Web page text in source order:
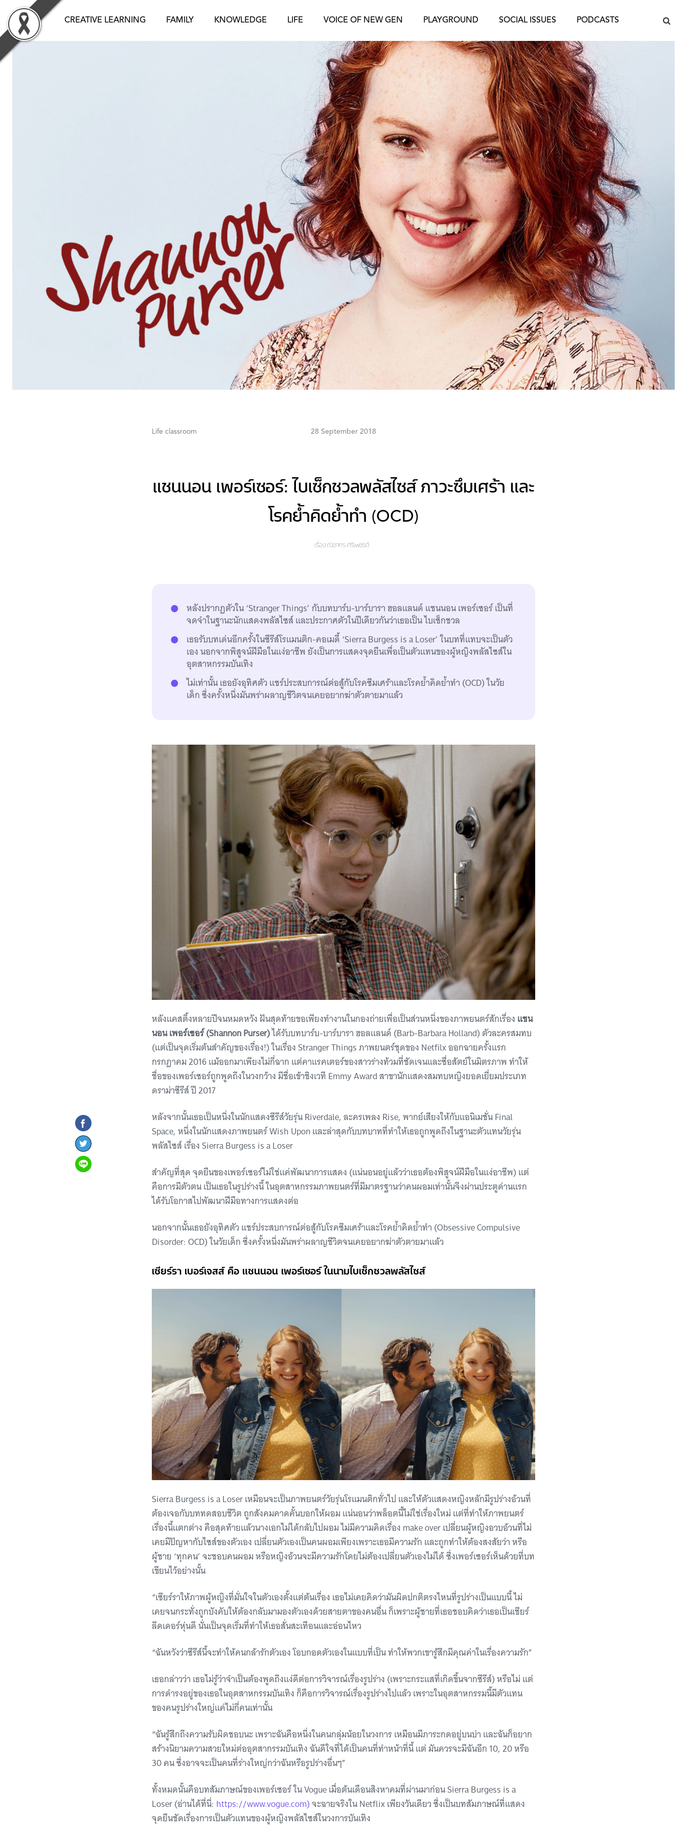
content
CREATIVE LEARNING FAMILY KNOWLEDGE LIFE VOICE OF NEW GEN PLAYGROUND SOCIAL ISSUES PODCASTS
Life classroom 28 September 2018
แชนนอน เพอร์เซอร์: ไบเซ็กชวลพลัสไซส์ ภาวะซึมเศร้า และ
โรคย้ำคิดย้ำทำ (OCD)
เรื่อง ณิชากร ศรีเพชรดี
หลังปรากฏตัวใน ‘Stranger Things’ กับบทบาร์บ-บาร์บารา ฮอลแลนด์ แชนนอน เพอร์เซอร์ เป็นที่
จดจำในฐานะนักแสดงพลัสไซส์ และประกาศตัวในปีเดียวกันว่าเธอเป็น ไบเซ็กชวล
เธอรับบทเด่นอีกครั้งในซีรีส์โรแมนติก-คอเมดี้ ‘Sierra Burgess is a Loser’ ในบทที่แทบจะเป็นตัว
เอง นอกจากพิสูจน์ฝีมือในแง่อาชีพ ยังเป็นการแสดงจุดยืนเพื่อเป็นตัวแทนของผู้หญิงพลัสไซส์ใน
อุตสาหกรรมบันเทิง
ไม่เท่านั้น เธอยังอุทิศตัว แชร์ประสบการณ์ต่อสู้กับโรคซึมเศร้าและโรคย้ำคิดย้ำทำ (OCD) ในวัย
เด็ก ซึ่งครั้งหนึ่งมันพร่าผลาญชีวิตจนเคยอยากฆ่าตัวตายมาแล้ว
หลังแคสติ้งหลายปีจนหมดหวัง ฝันสุดท้ายขอเพียงทำงานในกองถ่ายเพื่อเป็นส่วนหนึ่งของภาพยนตร์สักเรื่อง แชน
นอน เพอร์เซอร์ (Shannon Purser)ได้รับบทบาร์บ-บาร์บารา ฮอลแลนด์ (Barb-Barbara Holland) ตัวละครสมทบ
(แต่เป็นจุดเริ่มต้นสำคัญของเรื่อง!) ในเรื่อง Stranger Things ภาพยนตร์ชุดของ Netfilx ออกฉายครั้งแรก
กรกฎาคม 2016 แม้ออกมาเพียงไม่กี่ฉาก แต่คาแรคเตอร์ของสาวร่างท้วมที่ชัดเจนและซื่อสัตย์ในมิตรภาพ ทำให้
ชื่อของเพอร์เซอร์ถูกพูดถึงในวงกว้าง มีชื่อเข้าชิงเวที Emmy Award สาขานักแสดงสมทบหญิงยอดเยี่ยมประเภท
ดราม่าซีรีส์ ปี 2017
หลังจากนั้นเธอเป็นหนึ่งในนักแสดงซีรีส์วัยรุ่น Riverdale, ละครเพลง Rise, พากย์เสียงให้กับแอนิเมชั่น Final
Space, หนึ่งในนักแสดงภาพยนตร์ Wish Upon และล่าสุดกับบทบาทที่ทำให้เธอถูกพูดถึงในฐานะตัวแทนวัยรุ่น
พลัสไซส์ เรื่อง Sierra Burgess is a Loser
สำคัญที่สุด จุดยืนของเพอร์เซอร์ไม่ใช่แค่พัฒนาการแสดง (แน่นอนอยู่แล้วว่าเธอต้องพิสูจน์ฝีมือในแง่อาชีพ) แต่
คือการมีตัวตน เป็นเธอในรูปร่างนี้ ในอุตสาหกรรมภาพยนตร์ที่มีมาตรฐานว่าคนผอมเท่านั้นจึงผ่านประตูด่านแรก
ได้รับโอกาสไปพัฒนาฝีมือทางการแสดงต่อ
นอกจากนั้นเธอยังอุทิศตัว แชร์ประสบการณ์ต่อสู้กับโรคซึมเศร้าและโรคย้ำคิดย้ำทำ (Obsessive Compulsive
Disorder: OCD) ในวัยเด็ก ซึ่งครั้งหนึ่งมันพร่าผลาญชีวิตจนเคยอยากฆ่าตัวตายมาแล้ว
เซียร์รา เบอร์เจสส์ คือ แชนนอน เพอร์เซอร์ ในนามไบเซ็กชวลพลัสไซส์
Sierra Burgess is a Loser เหมือนจะเป็นภาพยนตร์วัยรุ่นโรแมนติกทั่วไป และให้ตัวแสดงหญิงหลักมีรูปร่างอ้วนที่
ต้องเจอกับบททดสอบชีวิต ถูกสังคมคาดคั้นบอกให้ผอม แน่นอนว่าพล็อตนี้ไม่ใช่เรื่องใหม่ แต่ที่ทำให้ภาพยนตร์
เรื่องนี้แตกต่าง คือสุดท้ายแล้วนางเอกไม่ได้กลับไปผอม ไม่มีความคิดเรื่อง make over เปลี่ยนผู้หญิงอวบอ้วนที่ไม่
เคยมีปัญหากับไซส์ของตัวเอง เปลี่ยนตัวเองเป็นคนผอมเพียงเพราะเธอมีความรัก และถูกทำให้ต้องสงสัยว่า หรือ
ผู้ชาย ‘ทุกคน’ จะชอบคนผอม หรือหญิงอ้วนจะมีความรักโดยไม่ต้องเปลี่ยนตัวเองไม่ได้ ซึ่งเพอร์เซอร์เห็นด้วยที่บท
เขียนไว้อย่างนั้น
“เซียร์ราให้ภาพผู้หญิงที่มั่นใจในตัวเองตั้งแต่ต้นเรื่อง เธอไม่เคยคิดว่ามันผิดปกติตรงไหนที่รูปร่างเป็นแบบนี้ ไม่
เคยจนกระทั่งถูกบังคับให้ต้องกลับมามองตัวเองด้วยสายตาของคนอื่น ก็เพราะผู้ชายที่เธอชอบคิดว่าเธอเป็นเชียร์
ลีดเดอร์หุ่นดี นั่นเป็นจุดเริ่มที่ทำให้เธอสั่นสะเทือนและอ่อนไหว
“ฉันหวังว่าซีรีส์นี้จะทำให้คนกล้ารักตัวเอง โอบกอดตัวเองในแบบที่เป็น ทำให้พวกเขารู้สึกมีคุณค่าในเรื่องความรัก”
เธอกล่าวว่า เธอไม่รู้ว่าจำเป็นต้องพูดถึงแง่ดีต่อการวิจารณ์เรื่องรูปร่าง (เพราะกระแสที่เกิดขึ้นจากซีรีส์) หรือไม่ แต่
การดำรงอยู่ของเธอในอุตสาหกรรมบันเทิง ก็คือการวิจารณ์เรื่องรูปร่างไปแล้ว เพราะในอุตสาหกรรมนี้มีตัวแทน
ของคนรูปร่างใหญ่แค่ไม่กี่คนเท่านั้น
“ฉันรู้สึกถึงความรับผิดชอบนะ เพราะฉันคือหนึ่งในคนกลุ่มน้อยในวงการ เหมือนมีภาระกดอยู่บนบ่า และฉันก็อยาก
สร้างนิยามความสวยใหม่ต่ออุตสากรรมบันเทิง ฉันดีใจที่ได้เป็นคนที่ทำหน้าที่นี้ แต่ มันควรจะมีฉันอีก 10, 20 หรือ
30 คน ซึ่งอาจจะเป็นคนที่ร่างใหญ่กว่าฉันหรือรูปร่างอื่นๆ”
ทั้งหมดนั้นคือบทสัมภาษณ์ของเพอร์เซอร์ ใน Vogue เมื่อต้นเดือนสิงหาคมที่ผ่านมาก่อน Sierra Burgess is a
Loser (อ่านได้ที่นี่: https://www.vogue.com)จะฉายจริงใน Netflix เพียงวันเดียว ซึ่งเป็นบทสัมภาษณ์ที่แสดง
จุดยืนชัดเรื่องการเป็นตัวแทนของผู้หญิงพลัสไซส์ในวงการบันเทิง